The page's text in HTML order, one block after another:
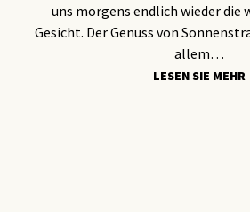
uns morgens endlich wieder die
Gesicht. Der Genuss von
allem…
LESEN SIE MEHR